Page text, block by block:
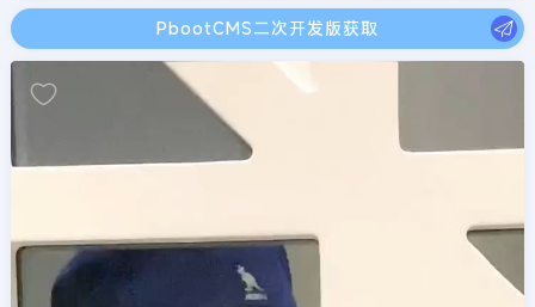
PbootCMS二次开发版获取